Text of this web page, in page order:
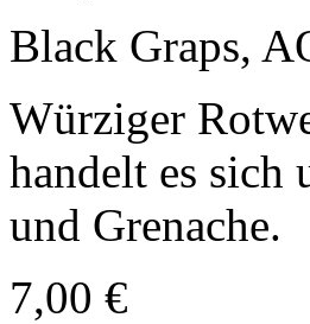
Black Graps,
Würziger
handelt es sich
und Grenache.
7,00 €